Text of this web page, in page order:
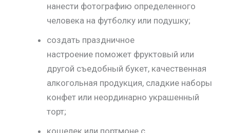
нанести фотографию определенного
человека на футболку или подушку;
создать праздничное
настроение поможет фруктовый или
другой съедобный букет, качественная
алкогольная продукция, сладкие наборы
конфет или неординарно украшенный
торт;
кошелек или портмоне с